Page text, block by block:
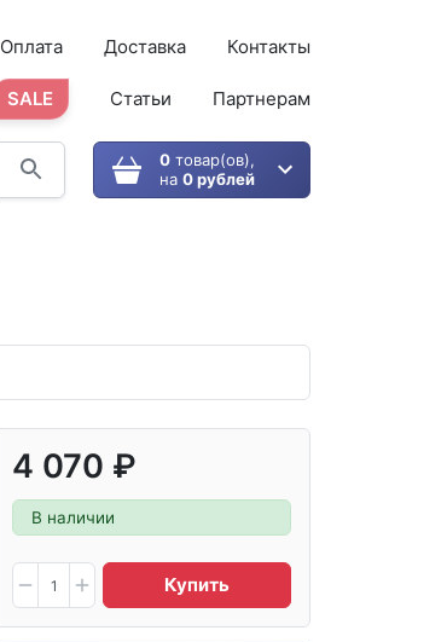
Оплата Доставка Контакты
SALE Статьи Партнерам
0товар(ов),
на 0 рублей
4 070 ₽
В наличии
Купить